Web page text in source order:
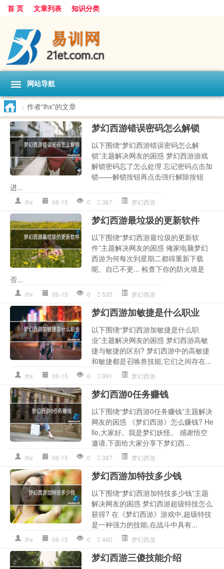
首 页 文章列表 知识分类
网站导航
> 作者“lhx”的文章
梦幻西游错误密码怎么解锁
以下围绕“梦幻西游错误密码怎么解
锁”主题解决网友的困惑 梦幻西游游戏
解锁密码忘了怎么处理 忘记密码点击加
锁——解锁按钮再点击强行解除按钮
进...
lhx 06-15 0 367 梦幻西游
梦幻西游最垃圾的更新软件
以下围绕“梦幻西游最垃圾的更新软
件”主题解决网友的困惑 俺家电脑梦幻
西游为何每次到星期二都得重新下载
呢、自己不更... 检查下你的防火墙是
否...
lhx 06-15 0 535 梦幻西游
梦幻西游加敏捷是什么职业
以下围绕“梦幻西游加敏捷是什么职
业”主题解决网友的困惑 梦幻西游高敏
捷与敏捷的区别? 梦幻西游中的高敏捷
和敏捷都是召唤兽技能,它们之间存在...
lhx 06-15 0 991 梦幻西游
梦幻西游0任务赚钱
以下围绕“梦幻西游0任务赚钱”主题解决
网友的困惑 《梦幻西游》怎么赚钱? He
llo,大家好。我是梦幻妖怪。 感谢悟空
邀请,下面给大家分享下梦幻西...
lhx 06-15 0 387 梦幻西游
梦幻西游加特技多少钱
以下围绕“梦幻西游加特技多少钱”主题
解决网友的困惑 梦幻西游超级特技怎么
获得? 在《梦幻西游》游戏中,超级特技
是一种强力的技能,在战斗中具有...
lhx 06-15 0 460 梦幻西游
梦幻西游三傻技能介绍